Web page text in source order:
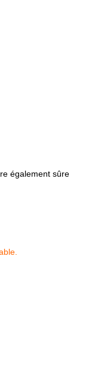
également sûre